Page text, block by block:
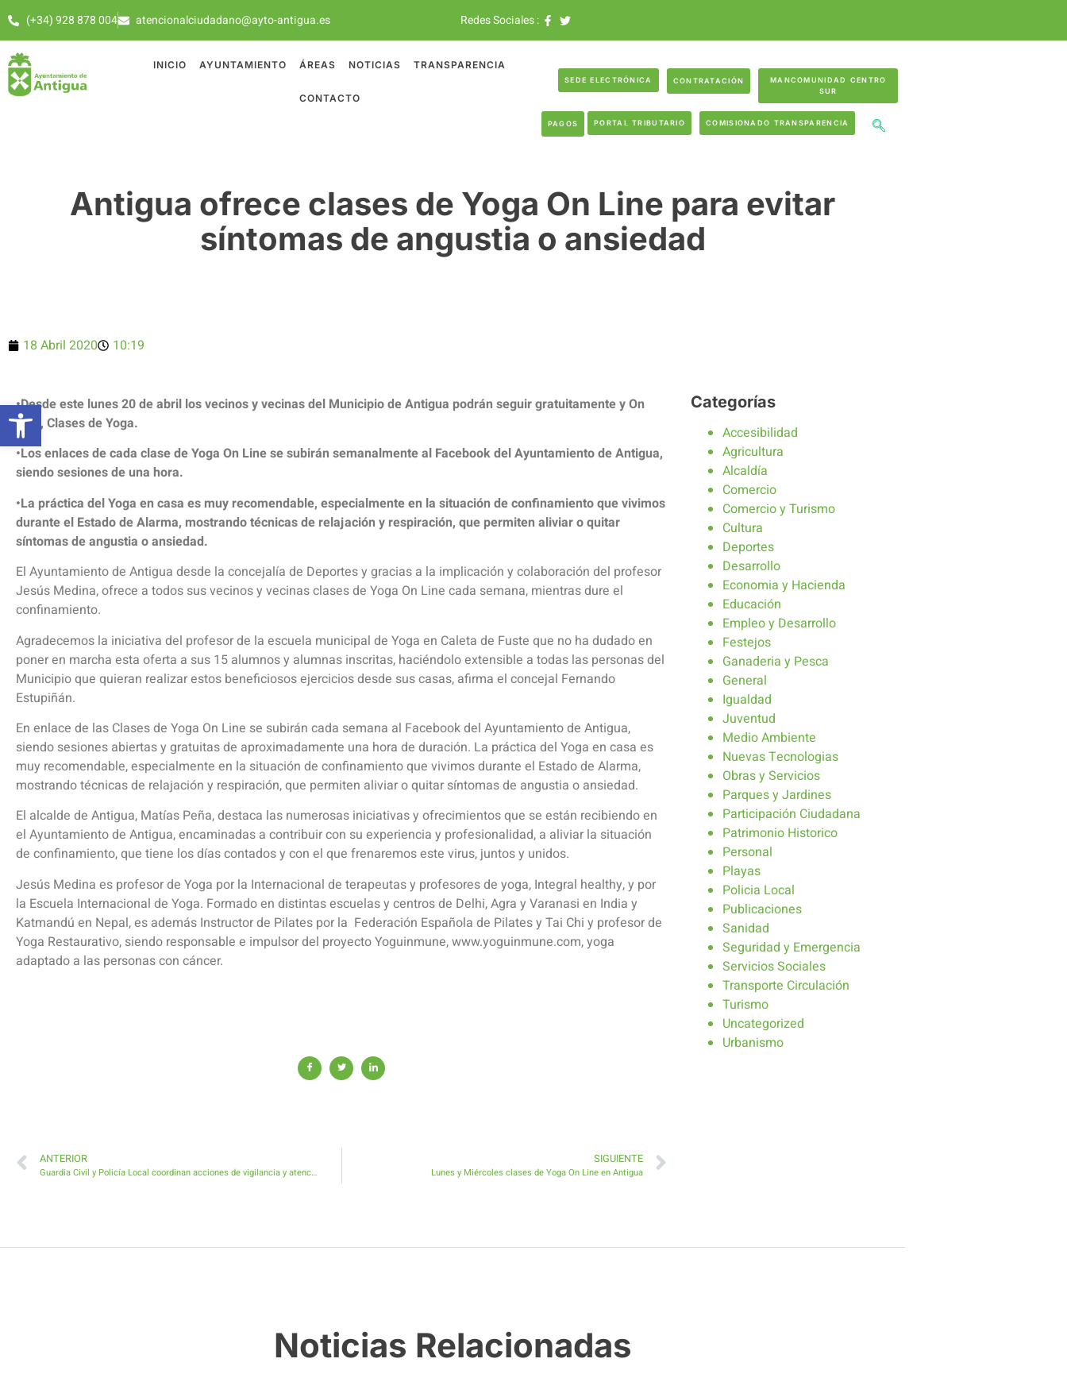
(+34) 928 878 004 atencionalciudadano@ayto-antigua.es Redes Sociales :
INICIO AYUNTAMIENTO ÁREAS NOTICIAS TRANSPARENCIA
CONTACTO
SEDE ELECTRÓNICA CONTRATACIÓN
MANCOMUNIDAD CENTRO
SUR
PAGOS PORTAL TRIBUTARIO COMISIONADO TRANSPARENCIA
Antigua ofrece clases de Yoga On Line para evitar
síntomas de angustia o ansiedad
18 Abril 2020 10:19
•Desde este lunes 20 de abril los vecinos y vecinas del Municipio de Antigua podrán seguir gratuitamente y On
Line, Clases de Yoga.
•Los enlaces de cada clase de Yoga On Line se subirán semanalmente al Facebook del Ayuntamiento de Antigua,
siendo sesiones de una hora.
•La práctica del Yoga en casa es muy recomendable, especialmente en la situación de confinamiento que vivimos
durante el Estado de Alarma, mostrando técnicas de relajación y respiración, que permiten aliviar o quitar
síntomas de angustia o ansiedad.
El Ayuntamiento de Antigua desde la concejalía de Deportes y gracias a la implicación y colaboración del profesor
Jesús Medina, ofrece a todos sus vecinos y vecinas clases de Yoga On Line cada semana, mientras dure el
confinamiento.
Agradecemos la iniciativa del profesor de la escuela municipal de Yoga en Caleta de Fuste que no ha dudado en
poner en marcha esta oferta a sus 15 alumnos y alumnas inscritas, haciéndolo extensible a todas las personas del
Municipio que quieran realizar estos beneficiosos ejercicios desde sus casas, afirma el concejal Fernando
Estupiñán.
En enlace de las Clases de Yoga On Line se subirán cada semana al Facebook del Ayuntamiento de Antigua,
siendo sesiones abiertas y gratuitas de aproximadamente una hora de duración. La práctica del Yoga en casa es
muy recomendable, especialmente en la situación de confinamiento que vivimos durante el Estado de Alarma,
mostrando técnicas de relajación y respiración, que permiten aliviar o quitar síntomas de angustia o ansiedad.
El alcalde de Antigua, Matías Peña, destaca las numerosas iniciativas y ofrecimientos que se están recibiendo en
el Ayuntamiento de Antigua, encaminadas a contribuir con su experiencia y profesionalidad, a aliviar la situación
de confinamiento, que tiene los días contados y con el que frenaremos este virus, juntos y unidos.
Jesús Medina es profesor de Yoga por la Internacional de terapeutas y profesores de yoga, Integral healthy, y por
la Escuela Internacional de Yoga. Formado en distintas escuelas y centros de Delhi, Agra y Varanasi en India y
Katmandú en Nepal, es además Instructor de Pilates por la Federación Española de Pilates y Tai Chi y profesor de
Yoga Restaurativo, siendo responsable e impulsor del proyecto Yoguinmune, www.yoguinmune.com, yoga
adaptado a las personas con cáncer.
ANTERIOR
Guardia Civil y Policía Local coordinan acciones de vigilancia y atención ciudadana en el Municipio de Antigua
SIGUIENTE
Lunes y Miércoles clases de Yoga On Line en Antigua
Categorías
Accesibilidad
Agricultura
Alcaldía
Comercio
Comercio y Turismo
Cultura
Deportes
Desarrollo
Economia y Hacienda
Educación
Empleo y Desarrollo
Festejos
Ganaderia y Pesca
General
Igualdad
Juventud
Medio Ambiente
Nuevas Tecnologias
Obras y Servicios
Parques y Jardines
Participación Ciudadana
Patrimonio Historico
Personal
Playas
Policia Local
Publicaciones
Sanidad
Seguridad y Emergencia
Servicios Sociales
Transporte Circulación
Turismo
Uncategorized
Urbanismo
Noticias Relacionadas
Abrir barra de herramientas